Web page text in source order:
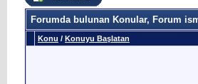
Forumda bulunan Konular, Forum
Konu / Konuyu Başlatan